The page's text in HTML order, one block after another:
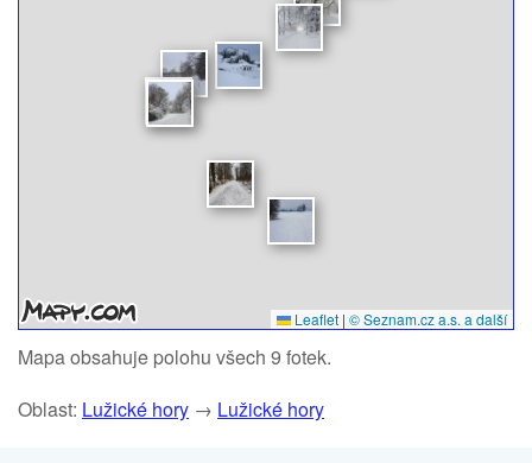
Leaflet | © Seznam.cz a.s. a další
Mapa obsahuje polohu všech 9 fotek.
Oblast: Lužické hory → Lužické hory